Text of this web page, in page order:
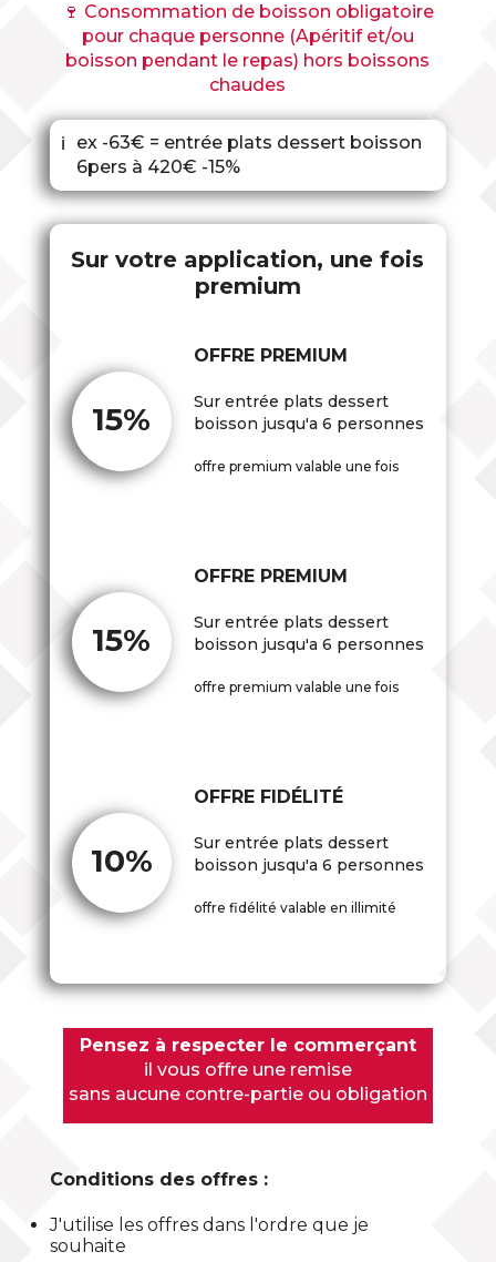
🍷 Consommation de boisson obligatoire
pour chaque personne (Apéritif et/ou
boisson pendant le repas) hors boissons
chaudes
ℹ
ex -63€ = entrée plats dessert boisson
6pers à 420€ -15%
Sur votre application, une fois
premium
15%
OFFRE PREMIUM
Sur entrée plats dessert
boisson jusqu'a 6 personnes
offre premium valable une fois
15%
OFFRE PREMIUM
Sur entrée plats dessert
boisson jusqu'a 6 personnes
offre premium valable une fois
10%
OFFRE FIDÉLITÉ
Sur entrée plats dessert
boisson jusqu'a 6 personnes
offre fidélité valable en illimité
Pensez à respecter le commerçant
il vous offre une remise
sans aucune contre-partie ou obligation
Conditions des offres :
J'utilise les offres dans l'ordre que je
souhaite